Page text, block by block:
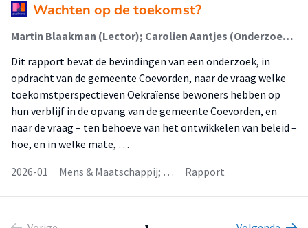
Wachten op de toekomst?
Martin Blaakman (Lector); Carolien Aantjes (Onderzoeker)
Dit rapport bevat de bevindingen van een onderzoek, in
opdracht van de gemeente Coevorden, naar de vraag welke
toekomstperspectieven Oekraïense bewoners hebben op
hun verblijf in de opvang van de gemeente Coevorden, en
naar de vraag – ten behoeve van het ontwikkelen van beleid –
hoe, en in welke mate, …
2026-01
Mens & Maatschappij; … Rapport